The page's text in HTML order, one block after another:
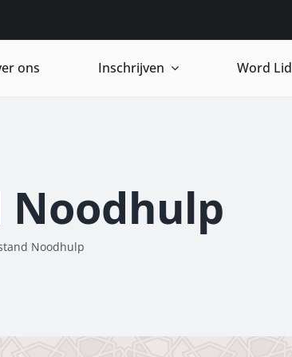
ons Inschrijven Word Lid
Noodhulp
Noodhulp